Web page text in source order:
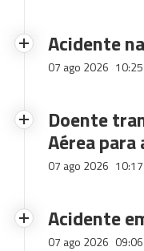
Acidente
07 ago 2026 10:25
Doente
Aérea para
07 ago 2026 10:17
Acidente
07 ago 2026 09:06